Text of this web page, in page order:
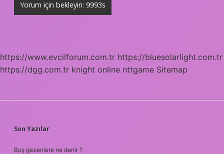
https://www.evcilforum.com.tr https://bluesolarlight.com.tr
https://dgg.com.tr knight online nttgame Sitemap
SIDEBAR
Son Yazılar
Boş gezenlere ne denir ?